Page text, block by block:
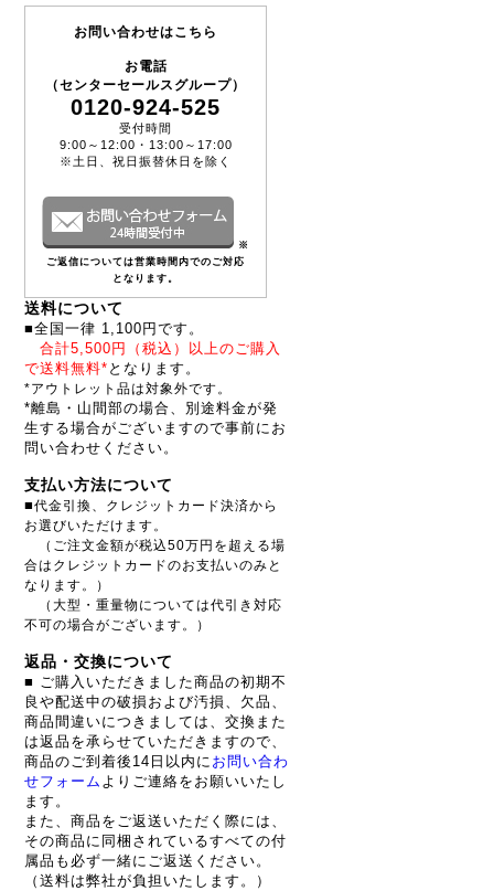
お問い合わせはこちら
お電話
（センターセールスグループ）
0120-924-525
受付時間
9:00～12:00・13:00～17:00
※土日、祝日振替休日を除く
※
ご返信については営業時間内でのご対応
となります。
送料について
■全国一律 1,100円です。
合計5,500円（税込）以上のご購入
で送料無料* となります。
*アウトレット品は対象外です。
*離島・山間部の場合、別途料金が発
生する場合がございますので事前にお
問い合わせください。
支払い方法について
■代金引換、クレジットカード決済から
お選びいただけます。
（ご注文金額が税込50万円を超える場
合はクレジットカードのお支払いのみと
なります。）
（大型・重量物については代引き対応
不可の場合がございます。）
返品・交換について
■ ご購入いただきました商品の初期不
良や配送中の破損および汚損、欠品、
商品間違いにつきましては、交換また
は返品を承らせていただきますので、
商品のご到着後14日以内に お問い合わ
せフォーム よりご連絡をお願いいたし
ます。
また、商品をご返送いただく際には、
その商品に同梱されているすべての付
属品も必ず一緒にご返送ください。
（送料は弊社が負担いたします。）